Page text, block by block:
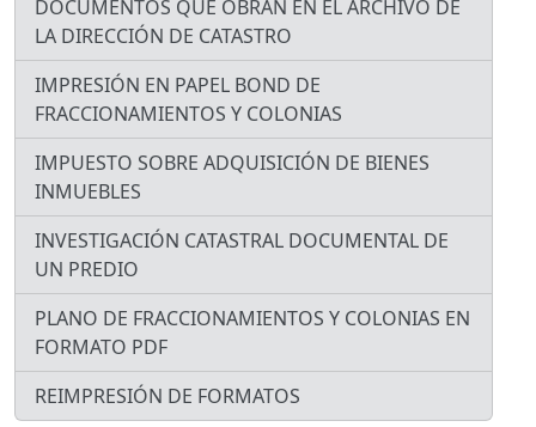
DOCUMENTOS QUE OBRAN EN EL ARCHIVO DE
LA DIRECCIÓN DE CATASTRO
IMPRESIÓN EN PAPEL BOND DE
FRACCIONAMIENTOS Y COLONIAS
IMPUESTO SOBRE ADQUISICIÓN DE BIENES
INMUEBLES
INVESTIGACIÓN CATASTRAL DOCUMENTAL DE
UN PREDIO
PLANO DE FRACCIONAMIENTOS Y COLONIAS EN
FORMATO PDF
REIMPRESIÓN DE FORMATOS